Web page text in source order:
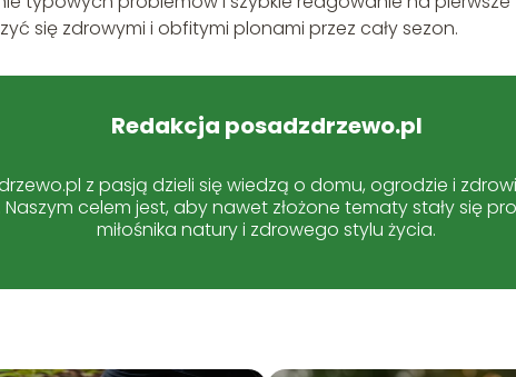
się zdrowymi i obfitymi plonami przez cały sezon.
Redakcja posadzdrzewo.pl
z pasją dzieli się wiedzą o domu, ogrodzie i
celem jest, aby nawet złożone tematy stały się
miłośnika natury i zdrowego stylu życia.